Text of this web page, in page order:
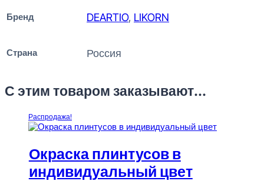
Бренд DEARTIO, LIKORN
Страна Россия
С этим товаром заказывают...
Распродажа!
Окраска плинтусов в
индивидуальный цвет